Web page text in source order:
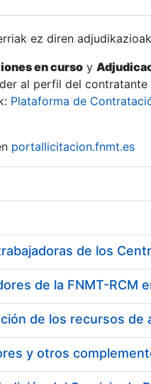
ez diren
en curso y
al perfil del contratante
Plataforma de
portallicitacion.fnmt.es
y otros